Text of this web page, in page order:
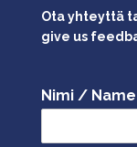
Ota yhteyttä
give us
Nimi / Name